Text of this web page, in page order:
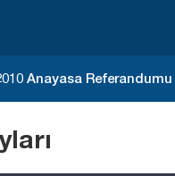
Anayasa Referandumu